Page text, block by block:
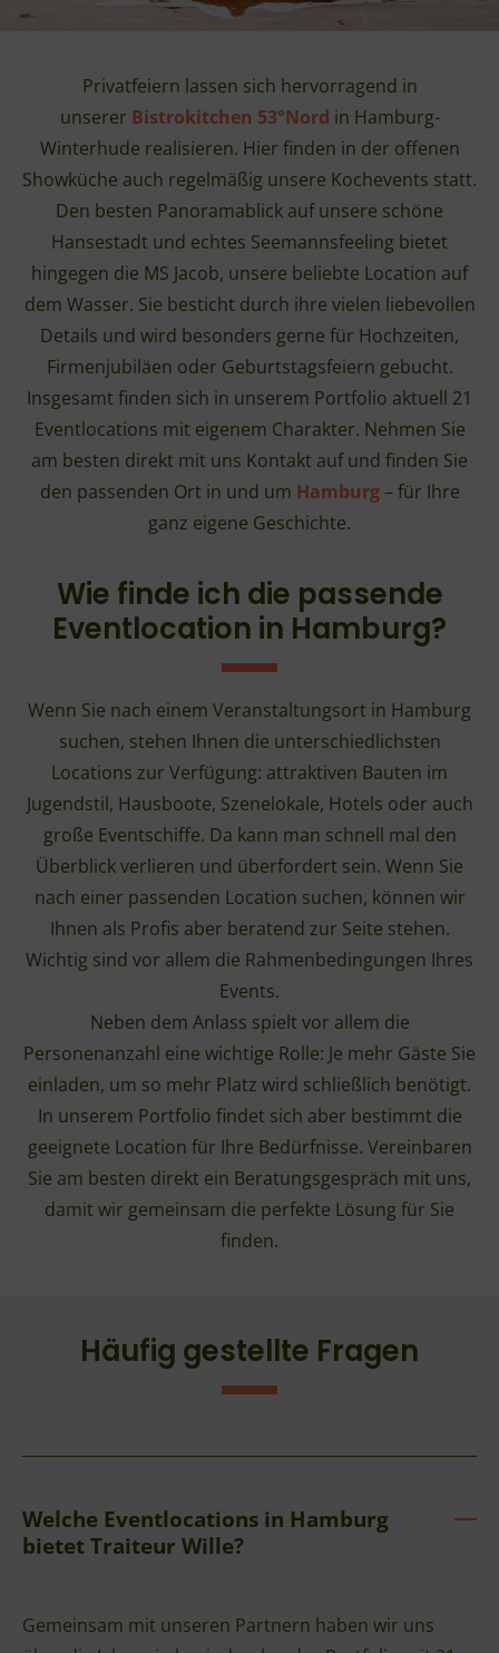
Privatfeiern lassen sich hervorragend in
unserer Bistrokitchen 53°Nord in Hamburg-
Winterhude realisieren. Hier finden in der offenen
Showküche auch regelmäßig unsere Kochevents statt.
Den besten Panoramablick auf unsere schöne
Hansestadt und echtes Seemannsfeeling bietet
hingegen die MS Jacob, unsere beliebte Location auf
dem Wasser. Sie besticht durch ihre vielen liebevollen
Details und wird besonders gerne für Hochzeiten,
Firmenjubiläen oder Geburtstagsfeiern gebucht.
Insgesamt finden sich in unserem Portfolio aktuell 21
Eventlocations mit eigenem Charakter. Nehmen Sie
am besten direkt mit uns Kontakt auf und finden Sie
den passenden Ort in und um Hamburg– für Ihre
ganz eigene Geschichte.
Wie finde ich die passende
Eventlocation in Hamburg?
Wenn Sie nach einem Veranstaltungsort in Hamburg
suchen, stehen Ihnen die unterschiedlichsten
Locations zur Verfügung: attraktiven Bauten im
Jugendstil, Hausboote, Szenelokale, Hotels oder auch
große Eventschiffe. Da kann man schnell mal den
Überblick verlieren und überfordert sein. Wenn Sie
nach einer passenden Location suchen, können wir
Ihnen als Profis aber beratend zur Seite stehen.
Wichtig sind vor allem die Rahmenbedingungen Ihres
Events.
Neben dem Anlass spielt vor allem die
Personenanzahl eine wichtige Rolle: Je mehr Gäste Sie
einladen, um so mehr Platz wird schließlich benötigt.
In unserem Portfolio findet sich aber bestimmt die
geeignete Location für Ihre Bedürfnisse. Vereinbaren
Sie am besten direkt ein Beratungsgespräch mit uns,
damit wir gemeinsam die perfekte Lösung für Sie
finden.
Häufig gestellte Fragen
Welche Eventlocations in Hamburg
bietet Traiteur Wille?
Gemeinsam mit unseren Partnern haben wir uns